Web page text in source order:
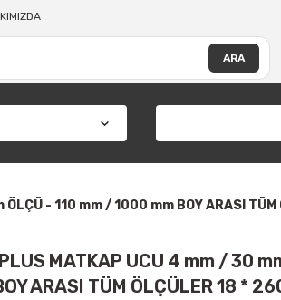
ARA
- 110 mm / 1000 mm BOY ARASI
MATKAP UCU 4 mm / 30
ARASI TÜM ÖLÇÜLER 18 *